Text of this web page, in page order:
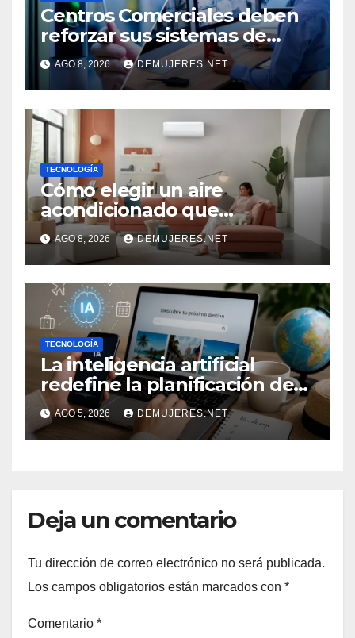
Centros Comerciales deben
reforzar sus sistemas de
seguridad ante el
incremento de visitantes por
el Décimo Tercer Mes
AGO 8, 2026 DEMUJERES.NET
TECNOLOGÍA
Cómo elegir un aire
acondicionado que
mantenga tu hogar fresco
sin aumentar el consumo de
energía
AGO 8, 2026 DEMUJERES.NET
TECNOLOGÍA
La inteligencia artificial
redefine la planificación de
viajes: Los huéspedes
centran sus decisiones y
expectativas enfocándose en
AGO 5, 2026 DEMUJERES.NET
Deja un comentario
Tu dirección de correo electrónico no será publicada.
Los campos obligatorios están marcados con *
Comentario *